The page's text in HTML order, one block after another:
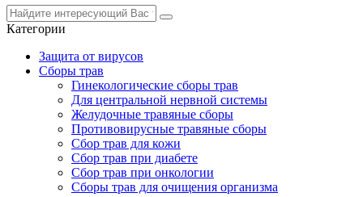
Категории
Защита от вирусов
Сборы трав
Гинекологические сборы трав
Для центральной нервной системы
Желудочные травяные сборы
Противовирусные травяные сборы
Сбор трав для кожи
Сбор трав при диабете
Сбор трав при онкологии
Сборы трав для очищения организма